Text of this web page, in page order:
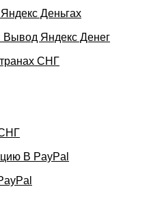
Деньгах
Яндекс Денег
СНГ
В PayPal